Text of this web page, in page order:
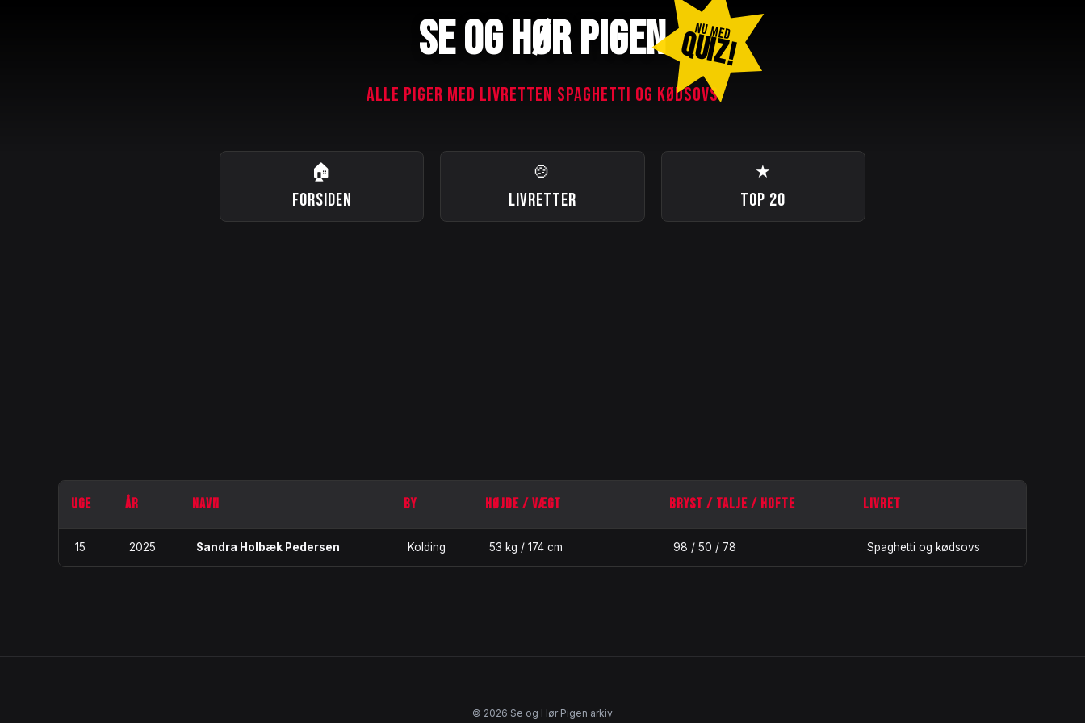
SE OG HØR PIGEN NU MED
QUIZ!
ALLE PIGER MED LIVRETTEN SPAGHETTI OG KØDSOVS
🏠
FORSIDEN
🍲
LIVRETTER
★
TOP 20
UGE ÅR NAVN BY HØJDE / VÆGT BRYST / TALJE / HOFTE LIVRET
15 2025 Sandra Holbæk Pedersen Kolding 53 kg / 174 cm 98 / 50 / 78 Spaghetti og kødsovs
© 2026 Se og Hør Pigen arkiv